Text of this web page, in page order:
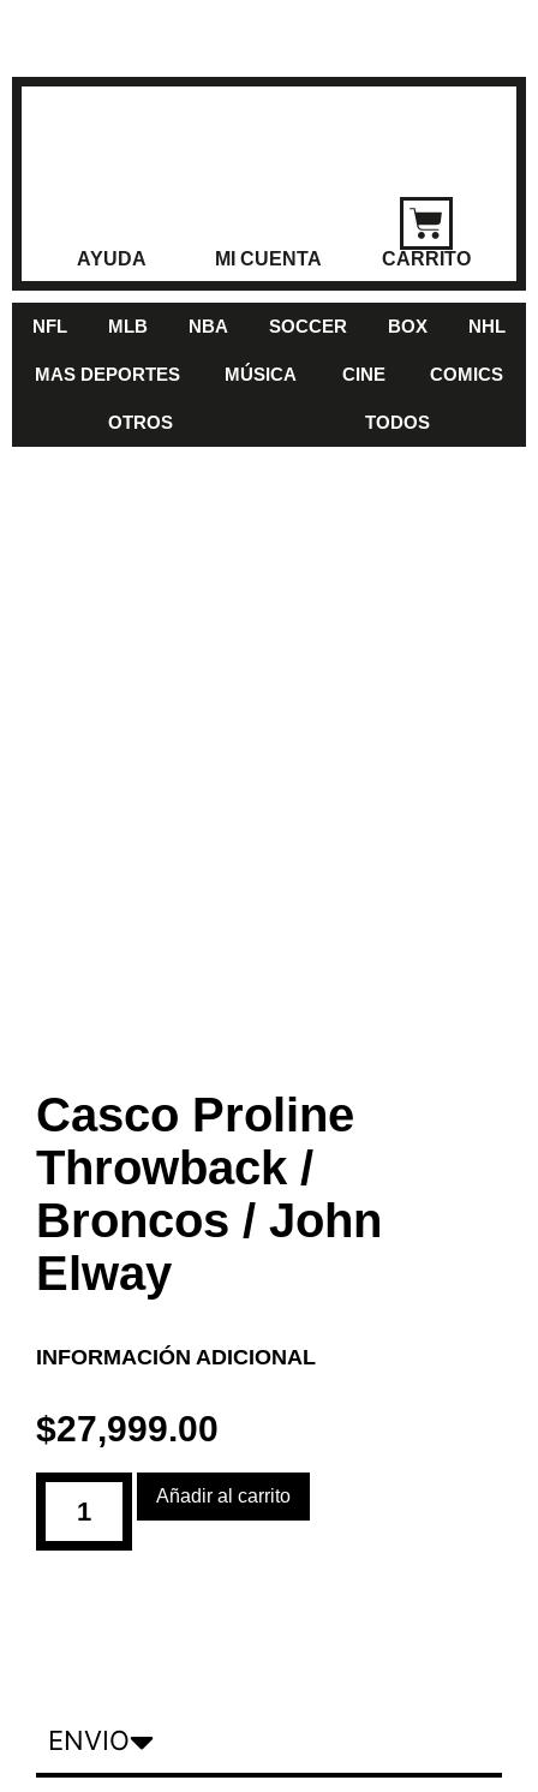
AYUDA MI CUENTA CARRITO
NFL MLB NBA SOCCER BOX NHL
MAS DEPORTES MÚSICA CINE COMICS
OTROS TODOS
Casco Proline
Throwback /
Broncos / John
Elway
INFORMACIÓN ADICIONAL
$27,999.00
Añadir al carrito
ENVIO